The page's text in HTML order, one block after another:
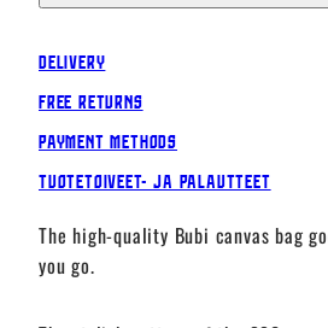
Delivery
Free Returns
Payment Methods
Tuotetoiveet- ja palautteet
The high-quality Bubi canvas bag
you go.